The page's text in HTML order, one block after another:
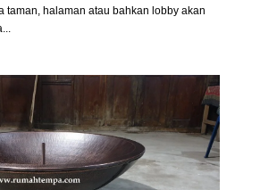
taman, halaman atau bahkan lobby akan